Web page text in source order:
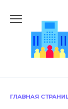
содержанию
ГЛАВНАЯ